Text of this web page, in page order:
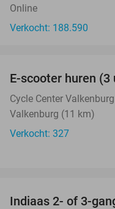
Online
Verkocht: 188.590
E-scooter huren (3
Cycle Center Valkenburg
Valkenburg (11 km)
Verkocht: 327
Indiaas 2- of 3-